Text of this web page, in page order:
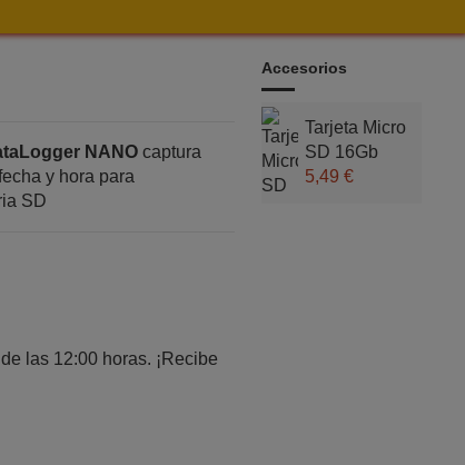
NANO captura
y hora para
SD
las 12:00 horas. ¡Recibe
Accesorios
Tarjeta Micro
SD​ 16Gb
5,49 €